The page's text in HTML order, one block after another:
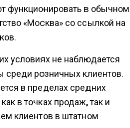
функционировать в обычном
«Москва» со ссылкой на
условиях не наблюдается
среди розничных клиентов.
в пределах средних
в точках продаж, так и
клиентов в штатном